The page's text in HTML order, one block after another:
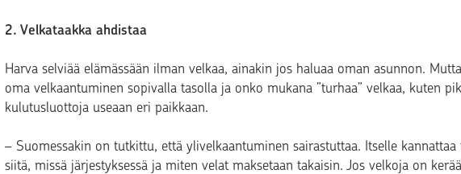
2. Velkataakka ahdistaa
Harva selviää elämässään ilman velkaa, ainakin jos haluaa oman asunnon.
oma velkaantuminen sopivalla tasolla ja onko mukana ”turhaa” velkaa, kuten
kulutusluottoja useaan eri paikkaan.
– Suomessakin on tutkittu, että ylivelkaantuminen sairastuttaa. Itselle
siitä, missä järjestyksessä ja miten velat maksetaan takaisin. Jos velkoja on